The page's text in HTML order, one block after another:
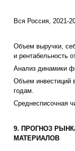
Вся Россия, 2021-
Объем выручки,
и рентабельность
Анализ динамики
Объем инвестиций
годам.
Среднесписочная
9. ПРОГНОЗ
МАТЕРИАЛОВ